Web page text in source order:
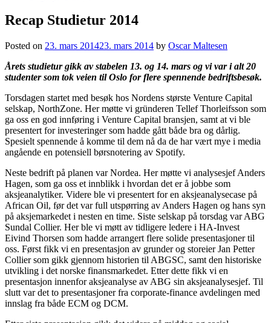
Recap Studietur 2014
Posted on 23. mars 201423. mars 2014 by Oscar Maltesen
Årets studietur gikk av stabelen 13. og 14. mars og vi var i alt 20
studenter som tok veien til Oslo for flere spennende bedriftsbesøk.
Torsdagen startet med besøk hos Nordens største Venture Capital
selskap, NorthZone. Her møtte vi gründeren Tellef Thorleifsson som
ga oss en god innføring i Venture Capital bransjen, samt at vi ble
presentert for investeringer som hadde gått både bra og dårlig.
Spesielt spennende å komme til dem nå da de har vært mye i media
angående en potensiell børsnotering av Spotify.
Neste bedrift på planen var Nordea. Her møtte vi analysesjef Anders
Hagen, som ga oss et innblikk i hvordan det er å jobbe som
aksjeanalytiker. Videre ble vi presentert for en aksjeanalysecase på
African Oil, før det var full utspørring av Anders Hagen og hans syn
på aksjemarkedet i nesten en time. Siste selskap på torsdag var ABG
Sundal Collier. Her ble vi møtt av tidligere ledere i HA-Invest
Eivind Thorsen som hadde arrangert flere solide presentasjoner til
oss. Først fikk vi en presentasjon av grunder og storeier Jan Petter
Collier som gikk gjennom historien til ABGSC, samt den historiske
utvikling i det norske finansmarkedet. Etter dette fikk vi en
presentasjon innenfor aksjeanalyse av ABG sin aksjeanalysesjef. Til
slutt var det to presentasjoner fra corporate-finance avdelingen med
innslag fra både ECM og DCM.